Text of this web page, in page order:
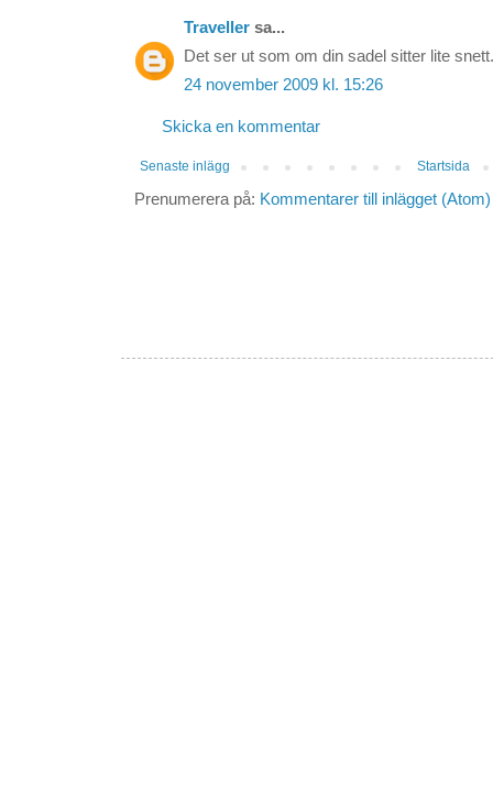
Traveller sa...
Det ser ut som om din sadel sitter lite snett.
24 november 2009 kl. 15:26
Skicka en kommentar
Senaste inlägg Startsida
Prenumerera på: Kommentarer till inlägget (Atom)